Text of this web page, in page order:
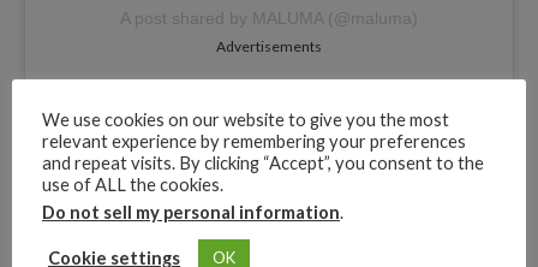
A post shared by MALUMA (@maluma)
Advertisements
We use cookies on our website to give you the most
relevant experience by remembering your preferences
and repeat visits. By clicking “Accept”, you consent to the
use of ALL the cookies.
Do not sell my personal information.
Cookie settings OK